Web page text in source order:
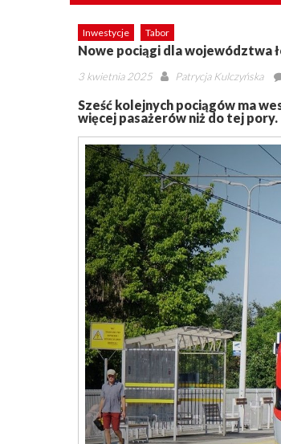
Inwestycje Tabor
Nowe pociągi dla województwa
Posted
3 kwietnia 2025 Author
Patrycja Kulczyńska
Sześć kolejnych pociągów ma
więcej pasażerów niż do tej pory.